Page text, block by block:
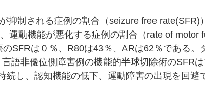
抑制される症例の割合（seizure free rate(SFR)
運動機能が悪化する症例の割合（rate of motor
SFRは０％、R80は43％、ARは62％である。
語非優位側障害例の機能的半球切除術のSFR
し、認知機能の低下、運動障害の出現を回避